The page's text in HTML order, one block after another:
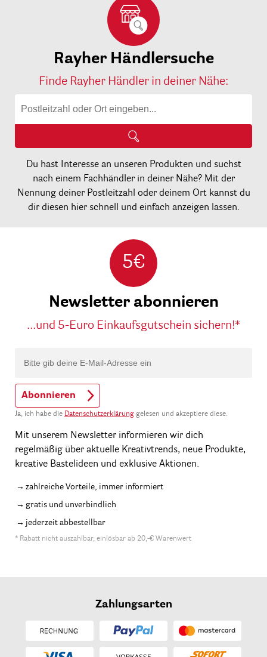
Rayher Händlersuche
Finde Rayher Händler in deiner Nähe:
Du hast Interesse an unseren Produkten und suchst
nach einem Fachhändler in deiner Nähe? Mit der
Nennung deiner Postleitzahl oder deinem Ort kannst du
dir diesen hier schnell und einfach anzeigen lassen.
5€
Newsletter abonnieren
...und 5-Euro Einkaufsgutschein sichern!*
Abonnieren
Ja, ich habe die Datenschutzerklärung gelesen und akzeptiere diese.
Mit unserem Newsletter informieren wir dich
regelmäßig über aktuelle Kreativtrends, neue Produkte,
kreative Bastelideen und exklusive Aktionen.
zahlreiche Vorteile, immer informiert
gratis und unverbindlich
jederzeit abbestellbar
* Rabatt nicht auszahlbar, einlösbar ab 20,-€ Warenwert
Zahlungsarten